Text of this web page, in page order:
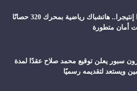
أكيورا إنتيجرا.. هاتشباك رياضية بمحرك 320 حصانًا
أمان متطورة
سبور يعلن توقيع محمد صلاح عقدًا لمدة
ويستعد لتقديمه رسميًا